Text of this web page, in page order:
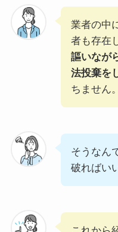
業者の中
者も存在
謳いなが
法投棄を
ちません。
そうなん
破ればい